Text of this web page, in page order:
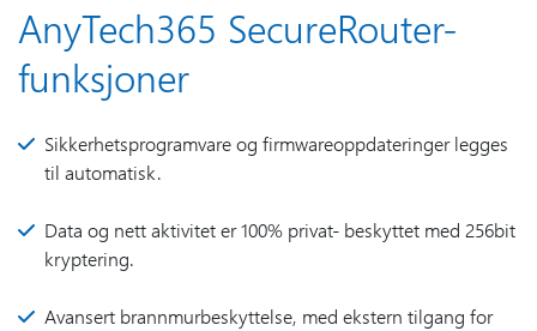
AnyTech365 SecureRouter-
funksjoner
Sikkerhetsprogramvare og firmwareoppdateringer legges
til automatisk.
Data og nett aktivitet er 100% privat- beskyttet med 256bit
kryptering.
Avansert brannmurbeskyttelse, med ekstern tilgang for